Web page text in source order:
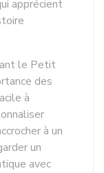
apprécient
le Petit
des
à
à un
un
avec